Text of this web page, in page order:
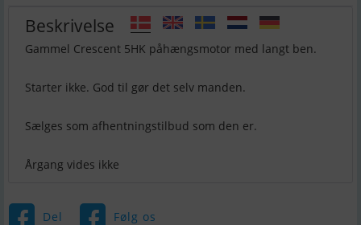
Beskrivelse
Gammel Crescent 5HK påhængsmotor med langt ben.
Starter ikke. God til gør det selv manden.
Sælges som afhentningstilbud som den er.
Årgang vides ikke
Del Følg os